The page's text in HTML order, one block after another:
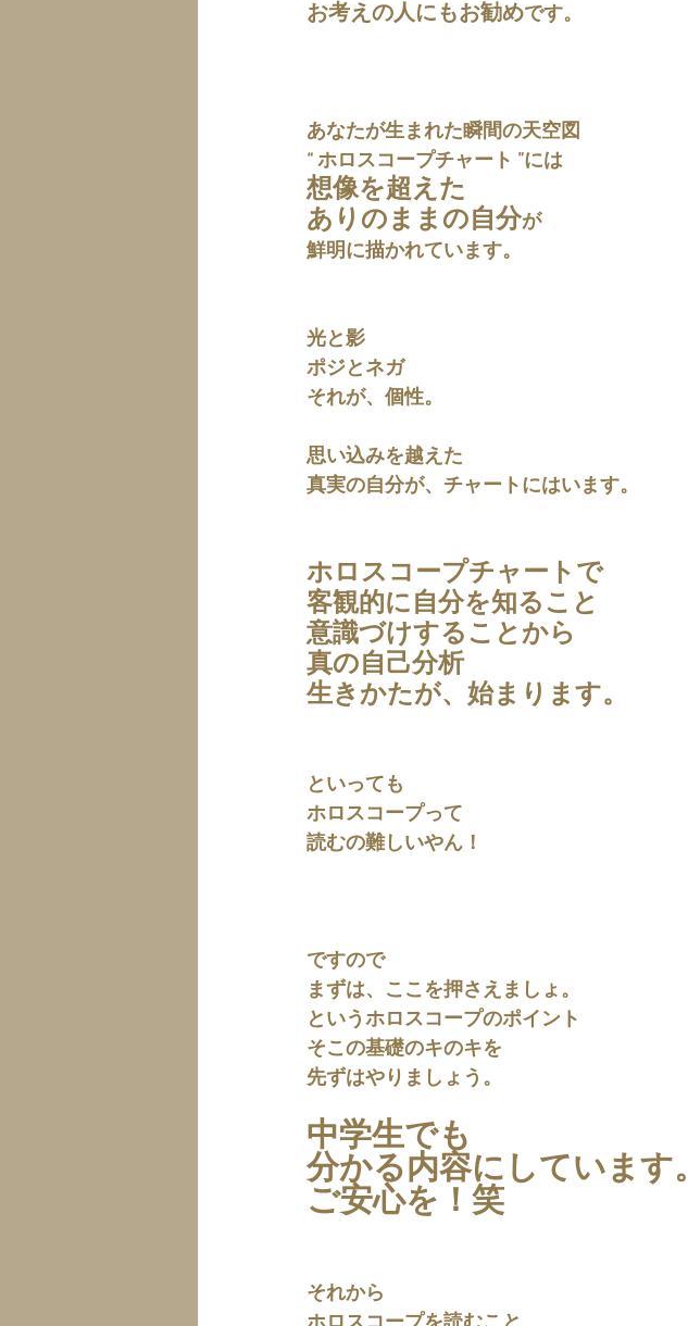
お考えの人にもお勧めです。
あなたが生まれた瞬間の天空図
“ ホロスコープチャート ”には
想像を超えた
ありのままの自分が
鮮明に描かれています。
光と影
ポジとネガ
それが、個性。
思い込みを越えた
真実の自分が、チャートにはいます。
ホロスコープチャートで
客観的に自分を知ること
意識づけすることから
真の自己分析
生きかたが、始まります。
といっても
ホロスコープって
読むの難しいやん！
ですので
まずは、ここを押さえましょ。
というホロスコープのポイント
そこの基礎のキのキを
先ずはやりましょう。
中学生でも
分かる内容にしています。
ご安心を！笑
それから